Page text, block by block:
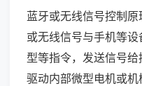
蓝牙或无线信号控制
或无线信号与手机等
型等指令，发送信号
驱动内部微型电机或